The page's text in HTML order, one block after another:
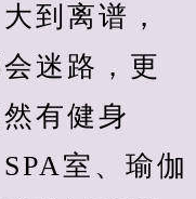
到离谱，
迷路，更
有健身
室、瑜伽